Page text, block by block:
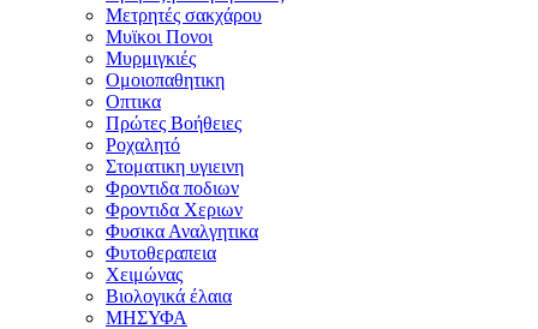
Μετρητές σακχάρου
Μυϊκοι Πονοι
Μυρμιγκιές
Ομοιοπαθητικη
Οπτικα
Πρώτες Βοήθειες
Ροχαλητό
Στοματικη υγιεινη
Φροντιδα ποδιων
Φροντιδα Χεριων
Φυσικα Αναλγητικα
Φυτοθεραπεια
Χειμώνας
Βιολογικά έλαια
ΜΗΣΥΦΑ